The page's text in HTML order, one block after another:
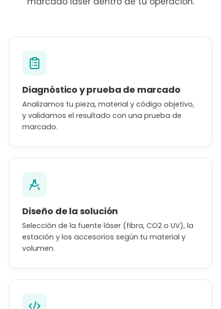
Diagnóstico y prueba de marcado
Analizamos tu pieza, material y código objetivo,
y validamos el resultado con una prueba de
marcado.
Diseño de la solución
Selección de la fuente láser (fibra, CO2 o UV), la
estación y los accesorios según tu material y
volumen.